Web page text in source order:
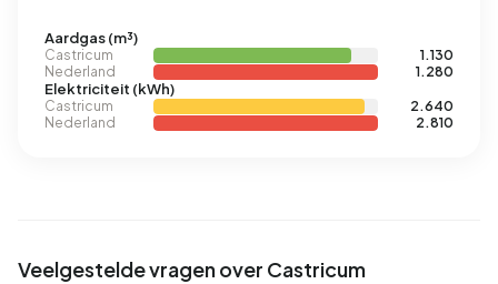
Aardgas (m³)
Castricum
1.130
Nederland
1.280
Elektriciteit (kWh)
Castricum
2.640
Nederland
2.810
Veelgestelde vragen over Castricum